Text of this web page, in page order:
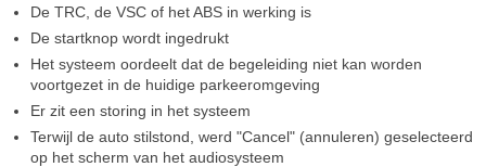
De TRC, de VSC of het ABS in werking is
De startknop wordt ingedrukt
Het systeem oordeelt dat de begeleiding niet kan worden
voortgezet in de huidige parkeeromgeving
Er zit een storing in het systeem
Terwijl de auto stilstond, werd "Cancel" (annuleren) geselecteerd
op het scherm van het audiosysteem